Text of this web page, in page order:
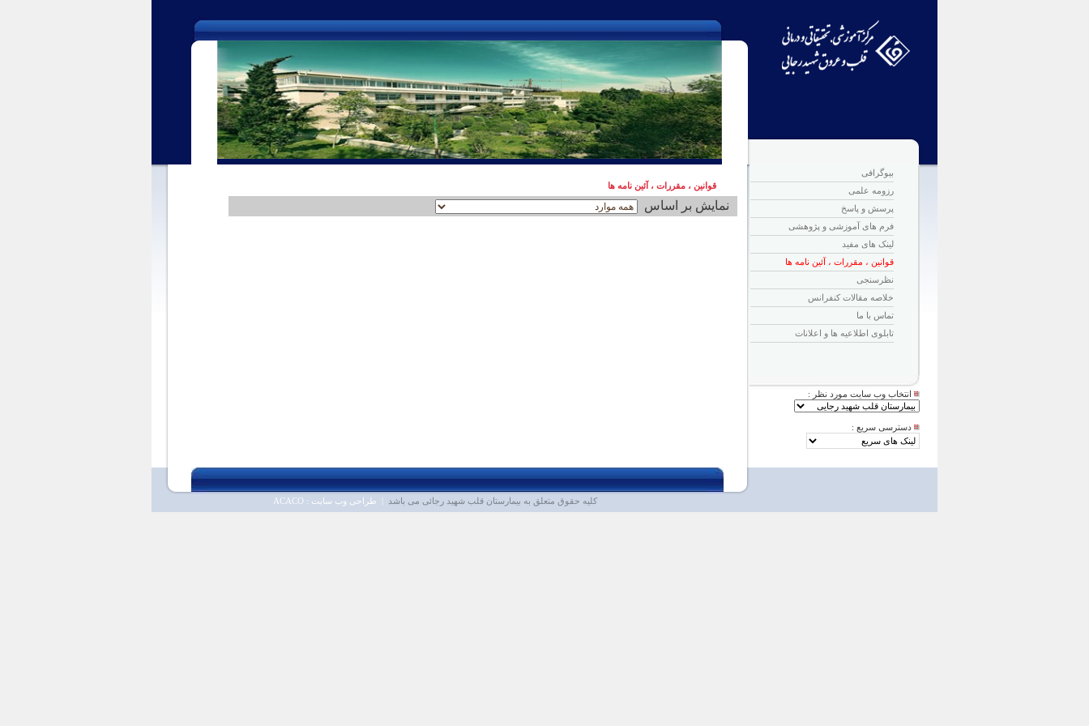
بیوگرافی
رزومه علمی
پرسش و پاسخ
فرم های آموزشی و پژوهشی
لینک های مفید
قوانین ، مقررات ، آئین نامه ها
نظرسنجی
خلاصه مقالات کنفرانس
تماس با ما
تابلوی اطلاعیه ها و اعلانات
انتخاب وب سایت مورد نظر :
دسترسی سریع :
قوانین ، مقررات ، آئین نامه ها
نمایش بر اساس
کلیه حقوق متعلق به بیمارستان قلب شهید رجائی می باشد | طراحی وب سایت : ACACO